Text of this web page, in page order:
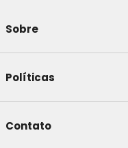
Sobre
Políticas
Contato